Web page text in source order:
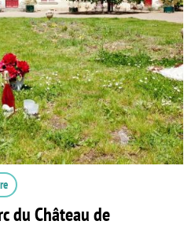
du Château de